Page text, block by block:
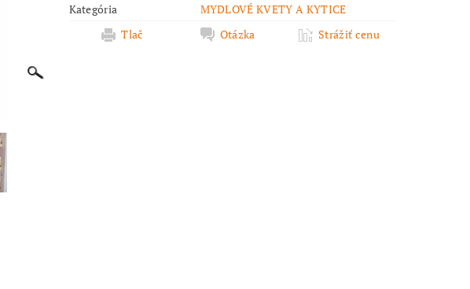
Kategória
MYDLOVÉ KVETY A KYTICE
Tlač
Otázka Strážiť cenu